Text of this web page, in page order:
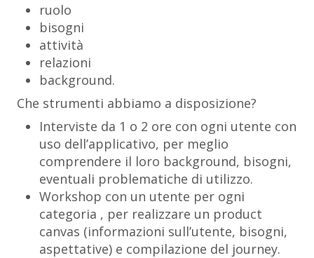
ruolo
bisogni
attività
relazioni
background.
Che strumenti abbiamo a disposizione?
Interviste da 1 o 2 ore con ogni utente con
uso dell’applicativo, per meglio
comprendere il loro background, bisogni,
eventuali problematiche di utilizzo.
Workshop con un utente per ogni
categoria , per realizzare un product
canvas (informazioni sull’utente, bisogni,
aspettative) e compilazione del journey.